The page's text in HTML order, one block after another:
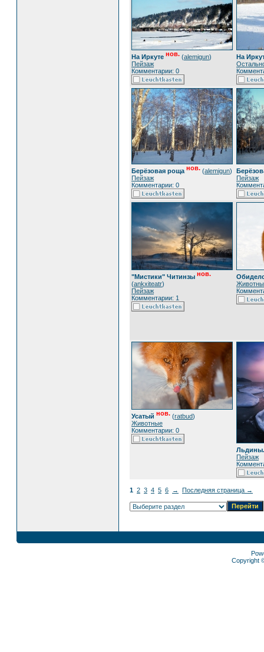
На Иркуте нов. (alemigun)
Пейзаж
Комментарии: 0
На
Берёзовая роща нов. (alemigun)
Пейзаж
Комментарии: 0
Пейзаж
"Мистики" Читинзы нов.
(ankxiteatr)
Пейзаж
Комментарии: 1
Усатый нов. (ratbud)
Животные
Комментарии: 0
Льдины.
Пейзаж
1 2 3 4 5 6 → Последняя страница →
Copyright